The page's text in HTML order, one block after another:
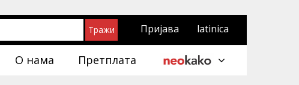
Пријава latinica
О нама Претплата